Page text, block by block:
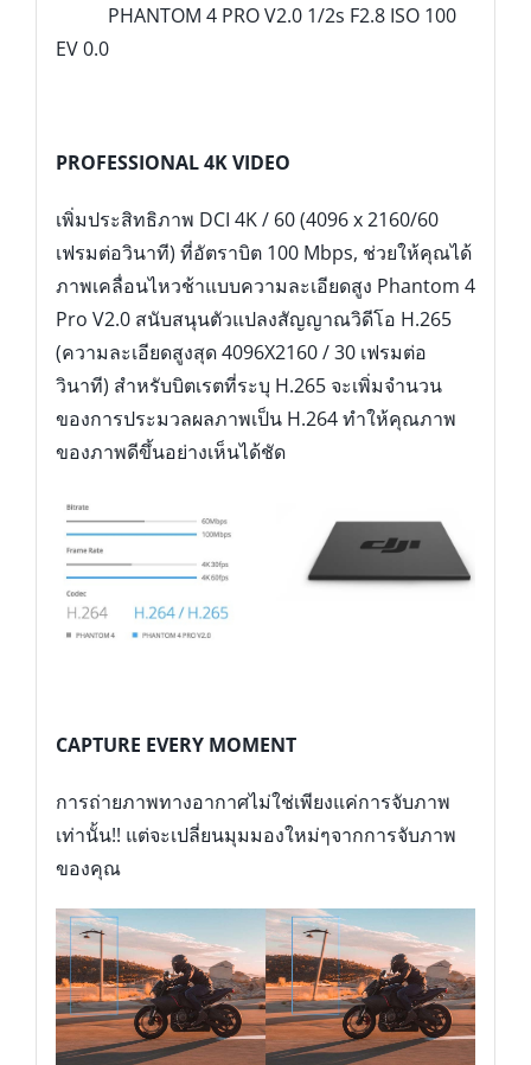
PHANTOM 4 PRO V2.0 1/2s F2.8 ISO 100
EV 0.0
PROFESSIONAL 4K VIDEO
เพิ่มประสิทธิภาพ DCI 4K / 60 (4096 x 2160/60
เฟรมต่อวินาที) ที่อัตราบิต 100 Mbps, ช่วยให้คุณได้
ภาพเคลื่อนไหวช้าแบบความละเอียดสูง Phantom 4
Pro V2.0 สนับสนุนตัวแปลงสัญญาณวิดีโอ H.265
(ความละเอียดสูงสุด 4096X2160 / 30 เฟรมต่อ
วินาที) สำหรับบิตเรตที่ระบุ H.265 จะเพิ่มจำนวน
ของการประมวลผลภาพเป็น H.264 ทำให้คุณภาพ
ของภาพดีขึ้นอย่างเห็นได้ชัด
CAPTURE EVERY MOMENT
การถ่ายภาพทางอากาศไม่ใช่เพียงแค่การจับภาพ
เท่านั้น!! แต่จะเปลี่ยนมุมมองใหม่ๆจากการจับภาพ
ของคุณ